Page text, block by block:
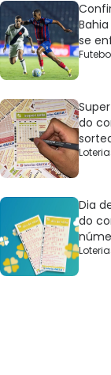
se
do
Dia
do